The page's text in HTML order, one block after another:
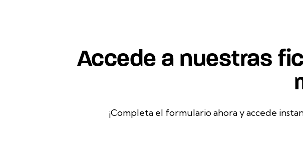
Accede a nuestras
¡Completa el formulario ahora y accede